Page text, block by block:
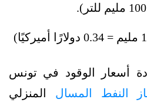
أسعار الوقود في تونس
النفط المسال المنزلي